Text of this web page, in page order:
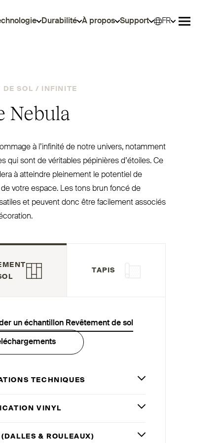
Durabilité À propos Support
FR
DE SOL / INFINITE
Nebula
à l’infinité de notre univers, notamment
qui sont de véritables pépinières d’étoiles. Ce
à atteindre pleinement le potentiel de
de votre espace. Les tons brun foncé de
et peuvent donc être facilement associés
TAPIS
un échantillon Revêtement de sol
TECHNIQUES
VINYL
(DALLES& ROULEAUX)